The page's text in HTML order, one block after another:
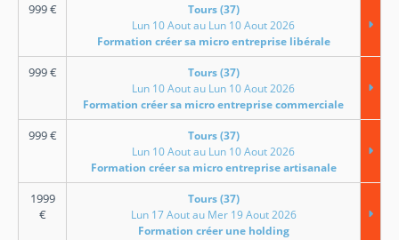
999€
Tours (37)
Lun 10 Aout au Lun 10 Aout 2026
Formation créer sa micro entreprise libérale
999€
Tours (37)
Lun 10 Aout au Lun 10 Aout 2026
Formation créer sa micro entreprise commerciale
999€
Tours (37)
Lun 10 Aout au Lun 10 Aout 2026
Formation créer sa micro entreprise artisanale
1999
€
Tours (37)
Lun 17 Aout au Mer 19 Aout 2026
Formation créer une holding